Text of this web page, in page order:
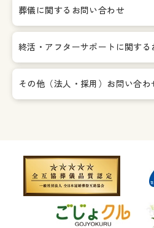
葬儀に関するお問い合わせ
終活・アフターサポートに関する
その他（法人・採用）お問い合わ